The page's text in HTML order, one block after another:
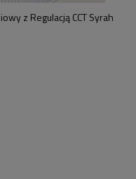
z Regulacją CCT Syrah